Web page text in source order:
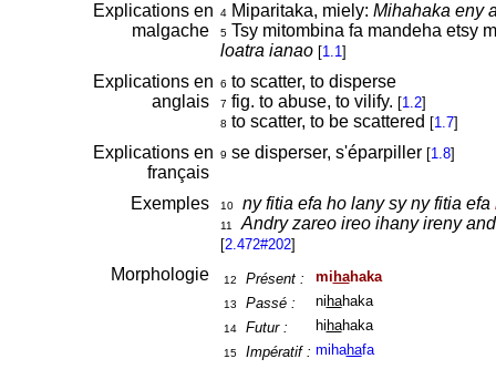
Explications en
malgache
4Miparitaka, miely: Mihahaka eny
5Tsy mitombina fa mandeha etsy
loatra ianao [1.1]
Explications en
anglais
6 to scatter, to disperse
7 fig. to abuse, to vilify. [1.2]
8 to scatter, to be scattered [1.7]
Explications en
français
9 se disperser, s'éparpiller [1.8]
Exemples 10 ny fitia efa ho lany sy ny fitia efa
11 Andry zareo ireo ihany ireny
[2.472#202]
Morphologie 12 Présent : mi hahaka
13 Passé : ni hahaka
14 Futur : hi hahaka
15 Impératif : mihahafa